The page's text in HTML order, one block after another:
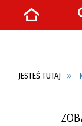
JESTEŚ TUTAJ
Strona